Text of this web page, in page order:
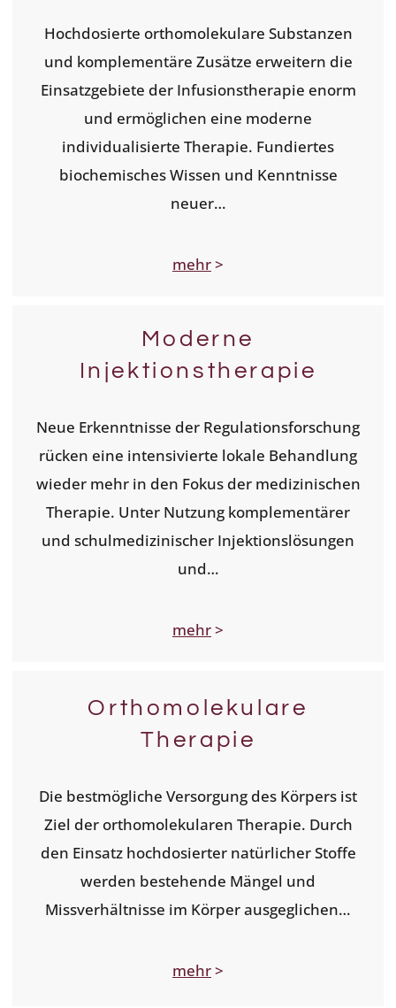
Hochdosierte orthomolekulare Substanzen
und komplementäre Zusätze erweitern die
Einsatzgebiete der Infusionstherapie enorm
und ermöglichen eine moderne
individualisierte Therapie. Fundiertes
biochemisches Wissen und Kenntnisse
neuer…
mehr>
Moderne
Injektionstherapie
Neue Erkenntnisse der Regulationsforschung
rücken eine intensivierte lokale Behandlung
wieder mehr in den Fokus der medizinischen
Therapie. Unter Nutzung komplementärer
und schulmedizinischer Injektionslösungen
und…
mehr>
Orthomolekulare
Therapie
Die bestmögliche Versorgung des Körpers ist
Ziel der orthomolekularen Therapie. Durch
den Einsatz hochdosierter natürlicher Stoffe
werden bestehende Mängel und
Missverhältnisse im Körper ausgeglichen…
mehr>